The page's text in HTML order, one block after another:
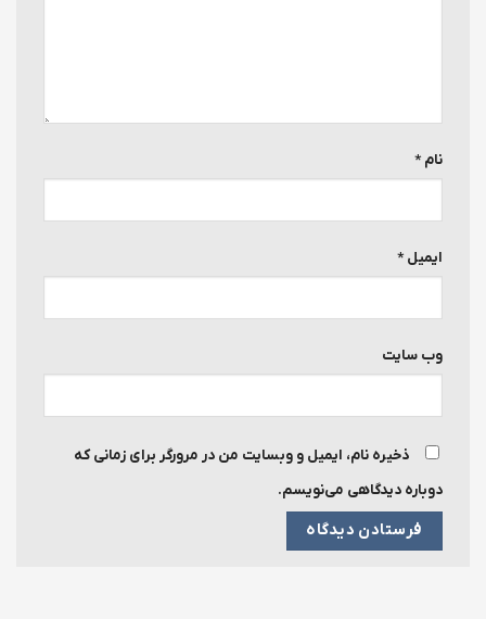
نام*
ایمیل*
وب‌ سایت
ذخیره نام، ایمیل و وبسایت من در مرورگر برای زمانی که
دوباره دیدگاهی می‌نویسم.